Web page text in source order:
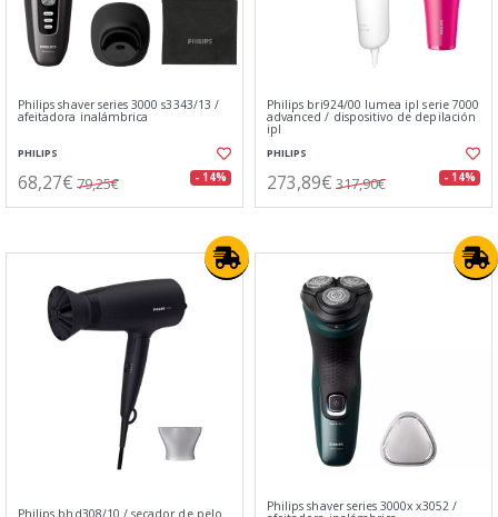
Philips shaver series 3000 s3343/13 /
afeitadora inalámbrica
PHILIPS
68,27€ 79,25€ - 14%
Philips bri924/00 lumea ipl serie 7000
advanced / dispositivo de depilación
ipl
PHILIPS
273,89€ 317,90€ - 14%
Philips bhd308/10 / secador de pelo Philips shaver series 3000x x3052 /